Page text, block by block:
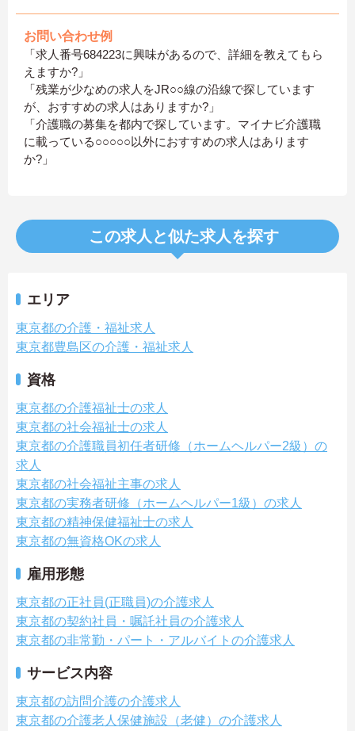
お問い合わせ例
「求人番号684223に興味があるので、詳細を教えてもら
えますか?」
「残業が少なめの求人をJR○○線の沿線で探しています
が、おすすめの求人はありますか?」
「介護職の募集を都内で探しています。マイナビ介護職
に載っている○○○○○以外におすすめの求人はあります
か?」
この求人と似た求人を探す
エリア
東京都の介護・福祉求人
東京都豊島区の介護・福祉求人
資格
東京都の介護福祉士の求人
東京都の社会福祉士の求人
東京都の介護職員初任者研修（ホームヘルパー2級）の
求人
東京都の社会福祉主事の求人
東京都の実務者研修（ホームヘルパー1級）の求人
東京都の精神保健福祉士の求人
東京都の無資格OKの求人
雇用形態
東京都の正社員(正職員)の介護求人
東京都の契約社員・嘱託社員の介護求人
東京都の非常勤・パート・アルバイトの介護求人
サービス内容
東京都の訪問介護の介護求人
東京都の介護老人保健施設（老健）の介護求人